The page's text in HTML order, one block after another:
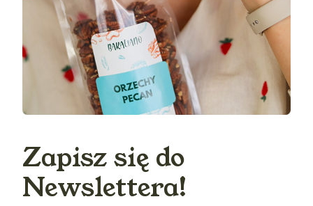
Zapisz się do
Newslettera!